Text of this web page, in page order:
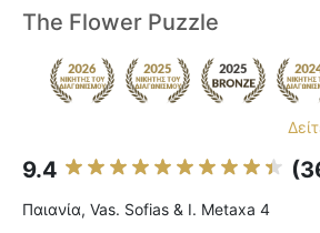
The Flower Puzzle
9.4
Παιανία, Vas. Sofias & I. Metaxa 4